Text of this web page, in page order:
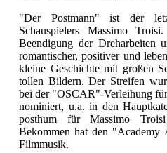
"Der Postmann" ist der
Schauspielers Massimo
Beendigung der Dreharbeiten
romantischer, positiver und
kleine Geschichte mit großen
tollen Bildern. Der Streifen
bei der "OSCAR"-Verleihung
nominiert, u.a. in den
posthum für Massimo
Bekommen hat den
Filmmusik.